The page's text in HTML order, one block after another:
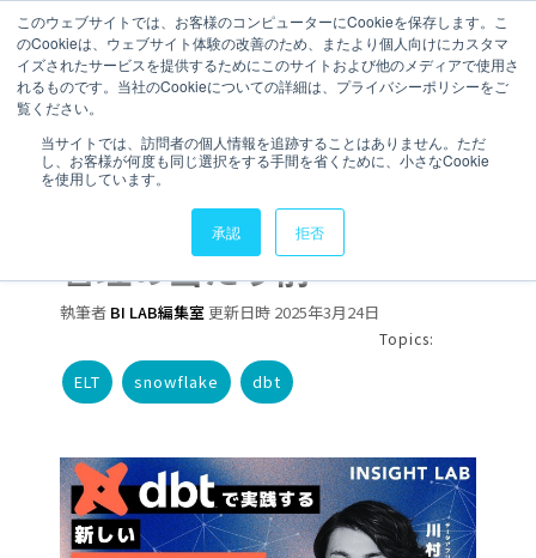
このウェブサイトでは、お客様のコンピューターにCookieを保存します。こ
のCookieは、ウェブサイト体験の改善のため、またより個人向けにカスタマ
イズされたサービスを提供するためにこのサイトおよび他のメディアで使用さ
れるものです。当社のCookieについての詳細は、プライバシーポリシーをご
覧ください。
当サイトでは、訪問者の個人情報を追跡することはありません。ただ
し、お客様が何度も同じ選択をする手間を省くために、小さなCookie
を使用しています。
承認 拒否
3 分で読むことができます。
【ウェビナー開催】dbt
で実践する新しいデータ
管理の当たり前
執筆者 BI LAB編集室更新日時 2025年3月24日
Topics:
ELT snowflake dbt